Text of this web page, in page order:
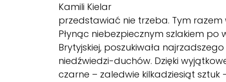
Kamili Kielar
przedstawiać nie trzeba. Tym
Płynąc niebezpiecznym szlakiem po
Brytyjskiej, poszukiwała
niedźwiedzi-duchów. Dzięki
czarne – zaledwie kilkadziesiąt sztuk